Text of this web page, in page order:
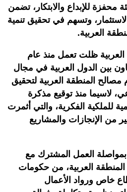
محفزة للإبداع والابتكار، تضمن
وتسهم في تحقيق تنمية
العربية.
ظلت تعمل منذ عام
بين الدول العربية في مجال
مصالح المنطقة العربية لتحقيق
لاسيما منذ توقيع مذكرة
للملكية الفكرية، والتي أثمرت
كبير من الإنجازات والمشاريع
بمواصلة العمل المشترك مع
العربية، من حكومات
خاص ورواد الأعمال